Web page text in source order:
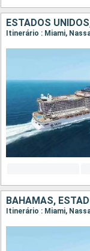
ESTADOS
Itinerário : Miami,
BAHAMAS,
Itinerário : Miami,